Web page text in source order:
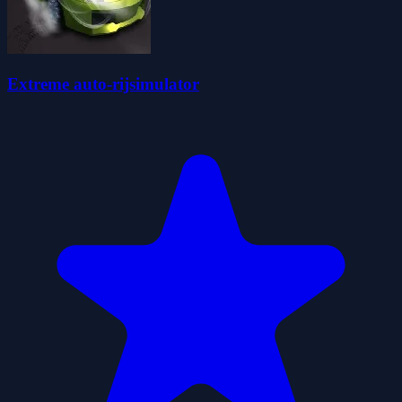
Extreme auto-rijsimulator